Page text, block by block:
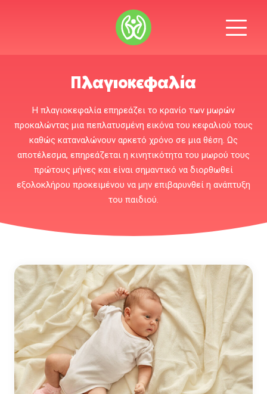
Πλαγιοκεφαλία
H πλαγιοκεφαλία επηρεάζει το κρανίο των μωρών
προκαλώντας μια πεπλατυσμένη εικόνα του κεφαλιού τους
καθώς καταναλώνουν αρκετό χρόνο σε μια θέση. Ως
αποτέλεσμα, επηρεάζεται η κινητικότητα του μωρού τους
πρώτους μήνες και είναι σημαντικό να διορθωθεί
εξολοκλήρου προκειμένου να μην επιβαρυνθεί η ανάπτυξη
του παιδιού.